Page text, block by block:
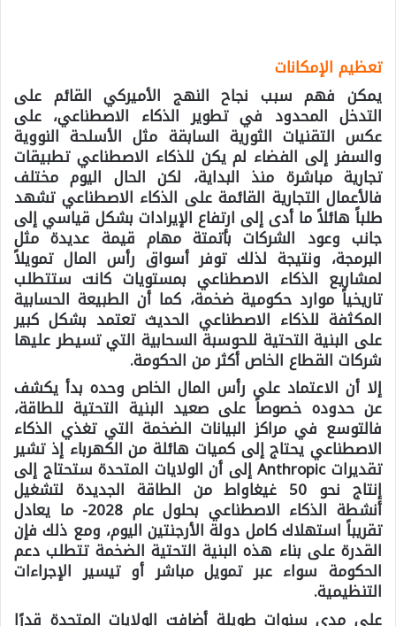
تعظيم الإمكانات
يمكن فهم سبب نجاح النهج الأميركي القائم على
التدخل المحدود في تطوير الذكاء الاصطناعي، على
عكس التقنيات الثورية السابقة مثل الأسلحة النووية
والسفر إلى الفضاء لم يكن للذكاء الاصطناعي تطبيقات
تجارية مباشرة منذ البداية، لكن الحال اليوم مختلف
فالأعمال التجارية القائمة على الذكاء الاصطناعي تشهد
طلباً هائلاً ما أدى إلى ارتفاع الإيرادات بشكل قياسي إلى
جانب وعود الشركات بأتمتة مهام قيمة عديدة مثل
البرمجة، ونتيجة لذلك توفر أسواق رأس المال تمويلاً
لمشاريع الذكاء الاصطناعي بمستويات كانت ستتطلب
تاريخياً موارد حكومية ضخمة، كما أن الطبيعة الحسابية
المكثفة للذكاء الاصطناعي الحديث تعتمد بشكل كبير
على البنية التحتية للحوسبة السحابية التي تسيطر عليها
شركات القطاع الخاص أكثر من الحكومة.
إلا أن الاعتماد على رأس المال الخاص وحده بدأ يكشف
عن حدوده خصوصاً على صعيد البنية التحتية للطاقة،
فالتوسع في مراكز البيانات الضخمة التي تغذي الذكاء
الاصطناعي يحتاج إلى كميات هائلة من الكهرباء إذ تشير
تقديرات Anthropic إلى أن الولايات المتحدة ستحتاج إلى
إنتاج نحو 50 غيغاواط من الطاقة الجديدة لتشغيل
أنشطة الذكاء الاصطناعي بحلول عام 2028- ما يعادل
تقريباً استهلاك كامل دولة الأرجنتين اليوم، ومع ذلك فإن
القدرة على بناء هذه البنية التحتية الضخمة تتطلب دعم
الحكومة سواء عبر تمويل مباشر أو تيسير الإجراءات
التنظيمية.
على مدى سنوات طويلة أضافت الولايات المتحدة قدرًا